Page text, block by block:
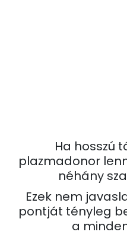
Ha hosszú
plazmadonor
néhány
Ezek nem
pontját tényleg
a